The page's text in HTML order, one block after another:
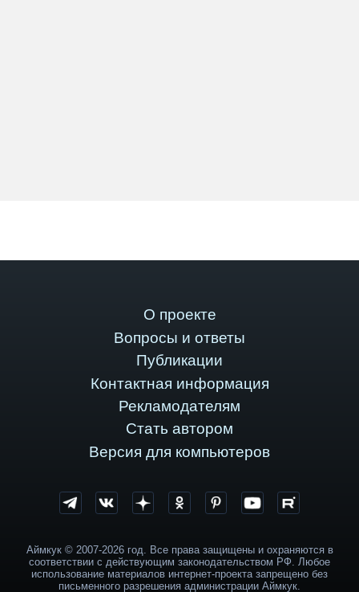
О проекте
Вопросы и ответы
Публикации
Контактная информация
Рекламодателям
Стать автором
Версия для компьютеров
Аймкук © 2007-2026 год. Все права защищены и охраняются в
соответствии с действующим законодательством РФ. Любое
использование материалов интернет-проекта запрещено без
письменного разрешения администрации Аймкук.